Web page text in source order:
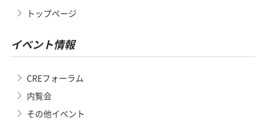
トップページ
イベント情報
CREフォーラム
内覧会
その他イベント